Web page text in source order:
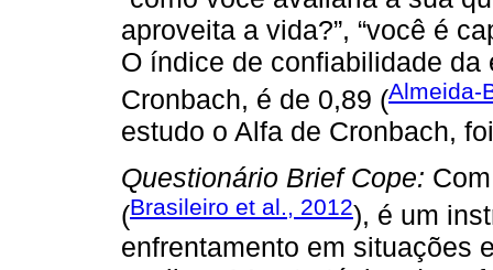
aproveita a vida?”, “você é
O índice de confiabilidade
Cronbach, é de 0,89 (Almeida-
estudo o Alfa de Cronbach,
Questionário Brief Cope:
(Brasileiro et al., 2012), é um
enfrentamento em situações